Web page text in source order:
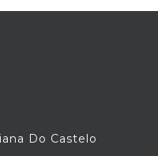
Do Castelo